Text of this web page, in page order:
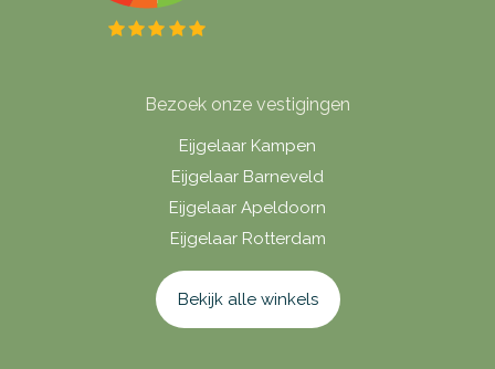
Bezoek onze vestigingen
Eijgelaar Kampen
Eijgelaar Barneveld
Eijgelaar Apeldoorn
Eijgelaar Rotterdam
Bekijk alle winkels